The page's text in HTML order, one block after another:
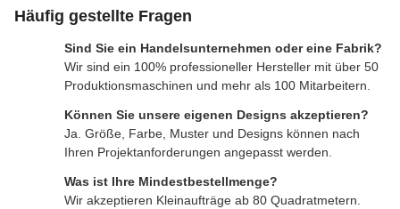
Häufig gestellte Fragen
Sind Sie ein Handelsunternehmen oder eine Fabrik?
Wir sind ein 100% professioneller Hersteller mit über 50
Produktionsmaschinen und mehr als 100 Mitarbeitern.
Können Sie unsere eigenen Designs akzeptieren?
Ja. Größe, Farbe, Muster und Designs können nach
Ihren Projektanforderungen angepasst werden.
Was ist Ihre Mindestbestellmenge?
Wir akzeptieren Kleinaufträge ab 80 Quadratmetern.